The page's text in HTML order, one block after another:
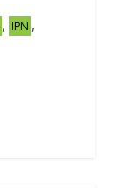
, IPN ,